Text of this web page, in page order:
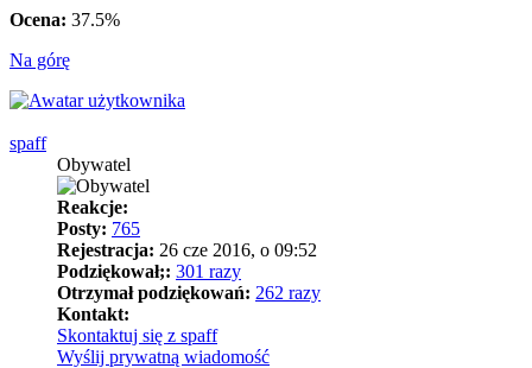
Ocena: 37.5%
Na górę
spaff
Obywatel
Reakcje:
Posty: 765
Rejestracja: 26 cze 2016, o 09:52
Podziękował;: 301 razy
Otrzymał podziękowań: 262 razy
Kontakt:
Skontaktuj się z spaff
Wyślij prywatną wiadomość